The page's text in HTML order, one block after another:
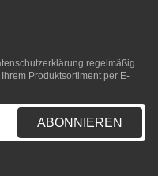
regelmäßig
Produktsortiment per E-
ABONNIEREN